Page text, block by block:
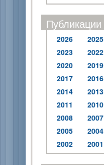
Публикации
2026 2025
2023
2022
2020
2019
2017
2016
2014
2013
2011
2010
2008
2007
2005
2004
2002
2001